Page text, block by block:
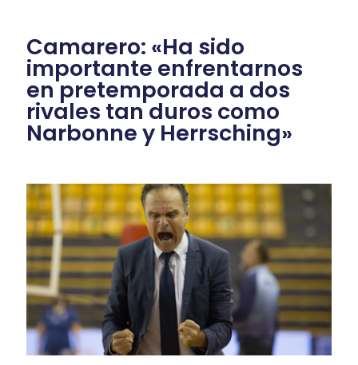
Camarero: «Ha sido
importante enfrentarnos
en pretemporada a dos
rivales tan duros como
Narbonne y Herrsching»